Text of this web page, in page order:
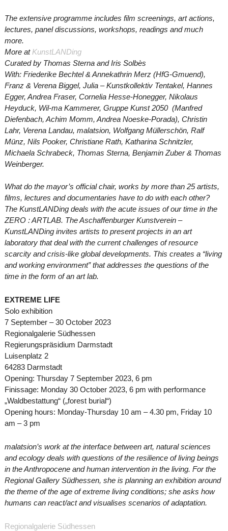
The extensive programme includes film screenings, art actions,
lectures, panel discussions, workshops, readings and much
more.
More atKunstLANDing
Curated by Thomas Sterna and Iris Solbès
With: Friederike Bechtel & Annekathrin Merz (HfG-Gmuend),
Franz & Verena Biggel, Julia – Kunstkollektiv Tentakel, Hannes
Egger, Andrea Fraser, Cornelia Hesse-Honegger, Nikolaus
Heyduck, Wil-ma Kammerer, Gruppe Kunst 2050 (Manfred
Diefenbach, Achim Momm, Andrea Noeske-Porada), Christin
Lahr, Verena Landau, malatsion, Wolfgang Müllerschön, Ralf
Münz, Nils Pooker, Christiane Rath, Katharina Schnitzler,
Michaela Schrabeck, Thomas Sterna, Benjamin Zuber & Thomas
Weinberger.
What do the mayor’s official chair, works by more than 25 artists,
films, lectures and documentaries have to do with each other?
The KunstLANDing deals with the acute issues of our time in the
ZERO : ARTLAB. The Aschaffenburger Kunstverein –
KunstLANDing invites artists to present projects in an art
laboratory that deal with the current challenges of resource
scarcity and crisis-like global developments. This creates a “living
and working environment” that addresses the questions of the
time in the form of an art lab.
EXTREME LIFE
Solo exhibition
7 September – 30 October 2023
Regionalgalerie Südhessen
Regierungspräsidium Darmstadt
Luisenplatz 2
64283 Darmstadt
Opening: Thursday 7 September 2023, 6 pm
Finissage: Monday 30 October 2023, 6 pm with performance
„Waldbestattung“ („forest burial“)
Opening hours: Monday-Thursday 10 am – 4.30 pm, Friday 10
am – 3 pm
malatsion’s work at the interface between art, natural sciences
and ecology deals with questions of the resilience of living beings
in the Anthropocene and human intervention in the living. For the
Regional Gallery Südhessen, she is planning an exhibition around
the theme of the age of extreme living conditions; she asks how
humans can react/act and visualises scenarios of adaptation.
Regionalgalerie Südhessen